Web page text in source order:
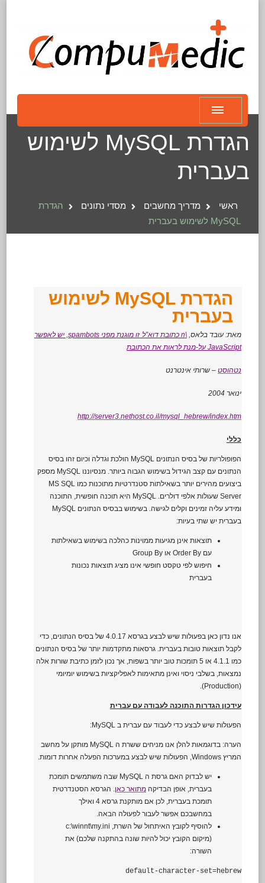
הגדרת MySQL לשימוש
בעברית
ראשי מדריך מחשבים מסדי נתונים
הגדרת
MySQL לשימוש בעברית
הגדרת MySQL לשימוש
בעברית
מאת: עובד בלאס,\n
כתובת דוא”ל זו מוגנת מפני spambots, יש לאפשר
JavaScript על-מנת לראות את הכתובת
נטהוסט – שרותי אינטרנט
ינואר 2004
http://server3.nethost.co.il/mysql_hebrew/index.htm
כללי
הפופולריות של בסיס הנתונים MySQL הולכת וגדלה וכיום זהו בסיס
הנתונים עם קצב הגידול בשימוש הגבוה ביותר. מנסיוננו MySQL מספק
ביצועים מהירים יותר בשאילתות סטנדרטיות מתוכנות כמו MS SQL
Server שעולות אלפי דולרים. MySQL היא תוכנה חופשית, התוכנה
ומידע עליה זמינים וקלים לגישה. בשימוש בבסיס הנתונים MySQL
בעברית יש שתי בעיות:
תוצאות אינן מגיעות ממוינות כהלכה בשימוש בשאילתות
עם Order By או Group By
חיפוש לפי טקסט חופשי אינו מציג תוצאות נכונות
בעברית
אנו נדון כאן בפעולות שיש לבצע בגרסא 4.0.17 של בסיס הנתונים, כדי
לקבל תוצאות טובות בעברית. גרסאות מתקדמות יותר של בסיס הנתונים
כמו 4.1.1 או 5 תומכות טוב יותר בשפות, אך נכון לזמן כתיבת שורות אלה
נמצאות, בשלבי ניסוי ואינן מתאימות לאפליקציות בשימוש יומיומי
(Production).
עידכון הגדרות התוכנה לעבודה עם עברית
הפעולות שיש לבצע כדי לעבוד עם עברית ב MySQL:
הערה: בדוגמאות להלן אנו מניחים ששרת ה MySQL מותקן על מחשב
המריץ Windows, הפעולות שיש לבצע במערכות הפעלה אחרות דומות.
יש לבדוק האם גרסת ה MySQL שבה משתמשים תומכת
בעברית, אופן הבדיקה מתואר כאן. הגרסא הסטנדרטית
תומכת בעברית, לכן אם מותקנת גרסא 4 ואילך
במחשבכם אפשר לעבור לפעולה הבאה.
להוסיף לקובץ האיתחול של השרת, c:\winnt\my.ini
(מיקום הקובץ יכול להיות שונה בהתקנה שלכם) את
השורה:
default-character-set=hebrew